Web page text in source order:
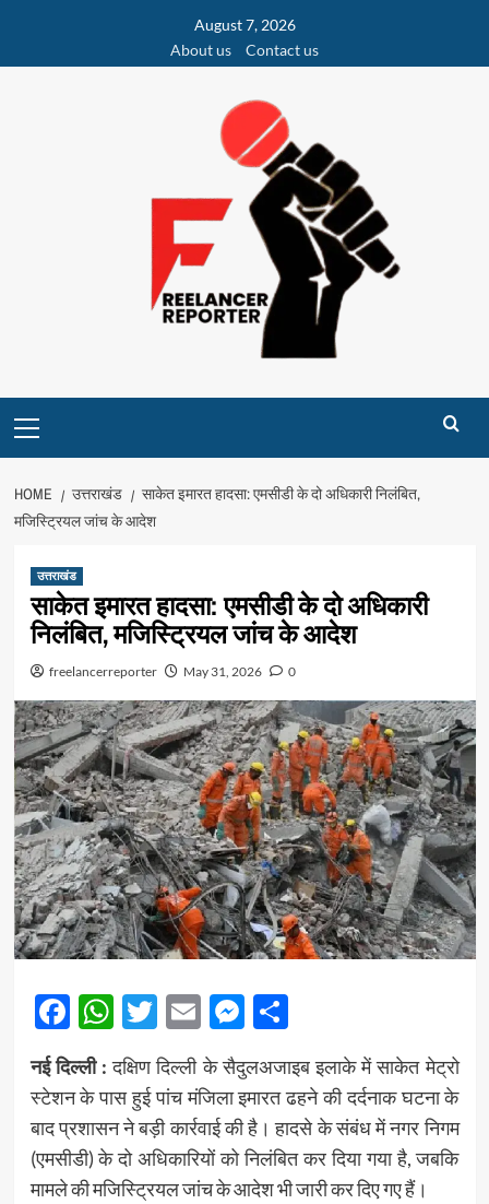
content
August 7, 2026
About us
Contact us
Menu
HOME उत्तराखंड
साकेत इमारत हादसा: एमसीडी के दो अधिकारी निलंबित,
मजिस्ट्रियल जांच के आदेश
उत्तराखंड
साकेत इमारत हादसा: एमसीडी के दो अधिकारी
निलंबित, मजिस्ट्रियल जांच के आदेश
freelancerreporter May 31, 2026 0
Facebook
WhatsApp
Twitter
EmailMessenger
Share
नई दिल्ली : दक्षिण दिल्ली के सैदुलअजाइब इलाके में साकेत मेट्रो
स्टेशन के पास हुई पांच मंजिला इमारत ढहने की दर्दनाक घटना के
बाद प्रशासन ने बड़ी कार्रवाई की है। हादसे के संबंध में नगर निगम
(एमसीडी) के दो अधिकारियों को निलंबित कर दिया गया है, जबकि
मामले की मजिस्ट्रियल जांच के आदेश भी जारी कर दिए गए हैं।